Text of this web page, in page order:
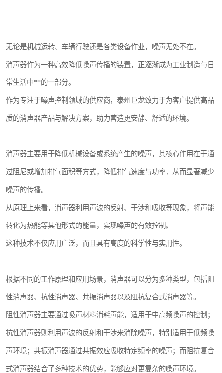
无论是机械运转、车辆行驶还是各类设备作业，噪声无处不在。
消声器作为一种高效降低噪声传播的装置，正逐渐成为工业制造与日
常生活中**的一部分。
作为专注于噪声控制领域的供应商，泰州巨龙致力于为客户提供高品
质的消声器产品与解决方案，助力营造更安静、舒适的环境。
消声器主要用于降低机械设备或系统产生的噪声，其核心作用在于通
过阻尼或增加排气面积等方式，降低排气速度与功率，从而显著减少
噪声的传播。
从原理上来看，消声器利用声波的反射、干涉和吸收等现象，将声能
转化为热能等其他形式的能量，实现噪声的有效控制。
这种技术不仅应用广泛，而且具有高度的科学性与实用性。
根据不同的工作原理和应用场景，消声器可以分为多种类型，包括阻
性消声器、抗性消声器、共振消声器以及阻抗复合式消声器等。
阻性消声器主要通过吸声材料消耗声能，适用于中高频噪声的控制；
抗性消声器则利用声波的反射和干涉来消除噪声，特别适用于低频噪
声环境；共振消声器通过共振效应吸收特定频率的噪声；而阻抗复合
式消声器结合了多种技术的优势，能够应对更复杂的噪声环境。